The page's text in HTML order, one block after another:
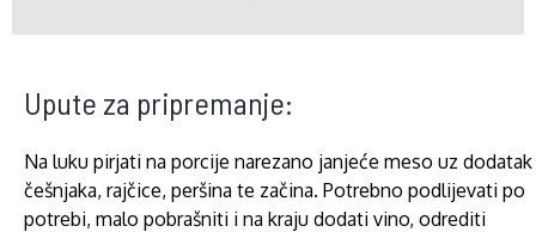
Upute za pripremanje:
Na luku pirjati na porcije narezano janjeće meso uz dodatak
češnjaka, rajčice, peršina te začina. Potrebno podlijevati po
potrebi, malo pobrašniti i na kraju dodati vino, odrediti